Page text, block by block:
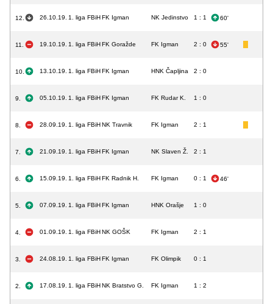
12. 26.10.19. 1. liga FBiHFK Igman NK Jedinstvo 1 : 1 60'
11. 19.10.19. 1. liga FBiHFK Goražde FK Igman 2 : 0 55'
10. 13.10.19. 1. liga FBiHFK Igman HNK Čapljina 2 : 0
9. 05.10.19. 1. liga FBiHFK Igman FK Rudar K. 1 : 0
8. 28.09.19. 1. liga FBiHNK Travnik FK Igman 2 : 1
7. 21.09.19. 1. liga FBiHFK Igman NK Slaven Ž. 2 : 1
6. 15.09.19. 1. liga FBiHFK Radnik H. FK Igman 0 : 1 46'
5. 07.09.19. 1. liga FBiHFK Igman HNK Orašje 1 : 0
4. 01.09.19. 1. liga FBiHNK GOŠK FK Igman 2 : 1
3. 24.08.19. 1. liga FBiHFK Igman FK Olimpik 0 : 1
2. 17.08.19. 1. liga FBiHNK Bratstvo G. FK Igman 1 : 2